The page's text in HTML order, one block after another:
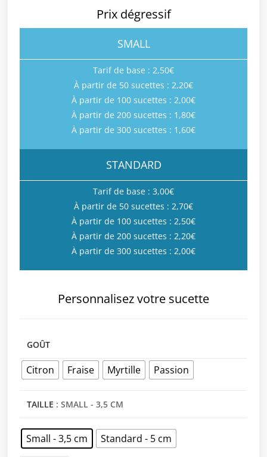
Prix dégressif
SMALL
Tarif de base : 2,50€
À partir de 50 sucettes : 2,20€
À partir de 100 sucettes : 2,00€
À partir de 200 sucettes : 1,80€
À partir de 300 sucettes : 1,60€
STANDARD
Tarif de base : 3,00€
À partir de 50 sucettes : 2,70€
À partir de 100 sucettes : 2,50€
À partir de 200 sucettes : 2,20€
À partir de 300 sucettes : 2,00€
Personnalisez votre sucette
GOÛT
Citron Fraise Myrtille Passion
TAILLE : SMALL - 3,5 CM
Small - 3,5 cm Standard - 5 cm